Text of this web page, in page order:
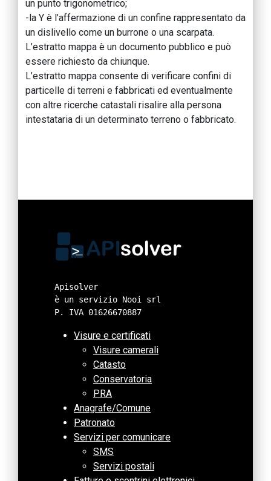
un punto trigonometrico;
-la Y è l’affermazione di un confine rappresentato da
un dislivello come un burrone o una scarpata.
L’estratto mappa è un documento pubblico e può
essere richiesto da chiunque.
L’estratto mappa consente di verificare confini di
particelle di terreni e fabbricati ed eventualmente
con altre ricerche catastali risalire alla persona
intestataria di un determinato terreno o fabbricato.
Apisolver
è un servizio Nooi srl
P. IVA 01626670887
Visure e certificati
Visure camerali
Catasto
Conservatoria
PRA
Anagrafe/Comune
Patronato
Servizi per comunicare
SMS
Servizi postali